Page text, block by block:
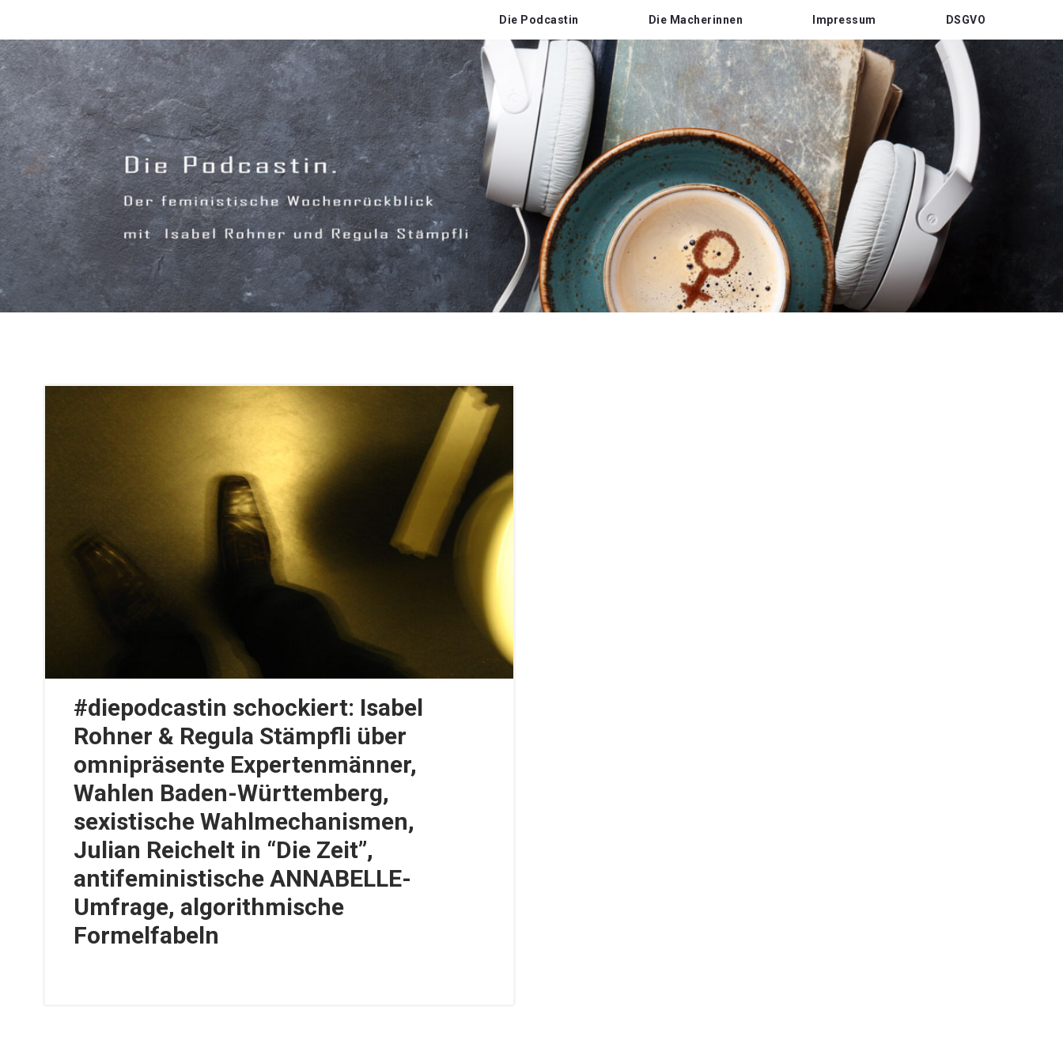
Die Podcastin Die Macherinnen Impressum DSGVO
#diepodcastin schockiert: Isabel
Rohner & Regula Stämpfli über
omnipräsente Expertenmänner,
Wahlen Baden-Württemberg,
sexistische Wahlmechanismen,
Julian Reichelt in “Die Zeit”,
antifeministische ANNABELLE-
Umfrage, algorithmische
Formelfabeln